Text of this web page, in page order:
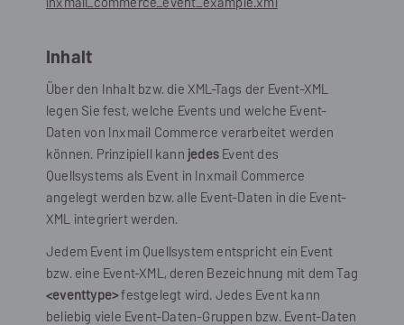
Inhalt
Über den Inhalt bzw. die XML-Tags der Event-XML
legen Sie fest, welche Events und welche Event-
Daten von Inxmail Commerce verarbeitet werden
können. Prinzipiell kannjedesEvent des
Quellsystems als Event in Inxmail Commerce
angelegt werden bzw. alle Event-Daten in die Event-
XML integriert werden.
Jedem Event im Quellsystem entspricht ein Event
bzw. eine Event-XML, deren Bezeichnung mit dem Tag
<eventtype>festgelegt wird. Jedes Event kann
beliebig viele Event-Daten-Gruppen bzw. Event-Daten